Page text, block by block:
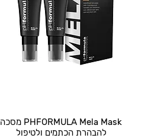
PHFORMULA Mela Mask מסכה
להבהרת הכתמים ולטיפול